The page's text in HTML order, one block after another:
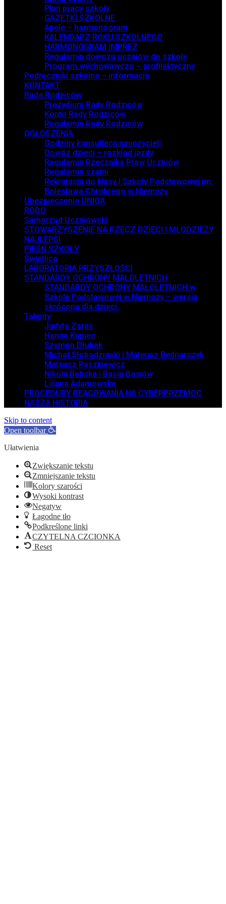
Plan pracy szkoły
GAZETKI SZKOLNE
Apele – harmonogram
KALENDARZ ROKU SZKOLNEGO
HARMONOGRAM IMPREZ
Regulamin dowozu uczniów do szkoły
Program wychowawczo – profilaktyczny
Podręczniki szkolne – informacje
KONTAKT
Rada Rodziców
Prezydium Rady Rodziców
Konto Rady Rodziców
Regulamin Rady Rodziców
OGŁOSZENIA
Godziny konsultacji nauczycieli
Dowóz dzieci – rozkład jazdy
Regulamin Rzecznika Praw Uczniów
Regulamin szatni
Rekrutacja do klasy I Szkoły Podstawowej im.
Bolesława Chrobrego w Niemczy
Ubezpieczenie UNIQA
RODO
Samorząd Uczniowski
STOWARZYSZENIE NA RZECZ DZIECI I MŁODZIEŻY
NAJLEPSI
PIEŚŃ SZKOŁY
Świetlica
LABORATORIA PRZYSZŁOŚCI
STANDARDY OCHRONY MAŁOLETNICH
STANDARDY OCHRONY MAŁOLETNICH w
Szkole Podstawowej w Niemczy – wersja
skrócona dla dzieci.
Talenty
Judyta Zaraś
Hanna Kupiec
Szymon Dłubak
Michał Słobodziński i Mateusz Bednarczyk
Mateusz Paszkiewicz
Nikola Babska i Basia Basiów
Liliana Adamowska
PROCEDURY REAGOWANIA NA CYBERPRZEMOC
NASZA HISTORIA
Skip to content
Open toolbar
Ułatwienia
Zwiększanie tekstu
Zmniejszanie tekstu
Kolory szarości
Wysoki kontrast
Negatyw
Łagodne tło
Podkreślone linki
CZYTELNA CZCIONKA
Reset